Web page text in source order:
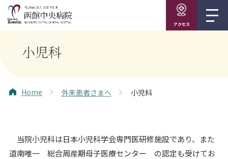
アクセス
小児科
Home 外来患者さまへ 小児科
当院小児科は日本小児科学会専門医研修施設であり、また
道南唯一 総合周産期母子医療センター の認定も受けてお